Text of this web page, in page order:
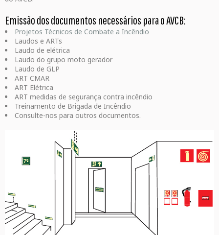
Emissão dos documentos necessários para o AVCB:
Projetos Técnicos de Combate a Incêndio
Laudos e ARTs
Laudo de elétrica
Laudo do grupo moto gerador
Laudo de GLP
ART CMAR
ART Elétrica
ART medidas de segurança contra incêndio
Treinamento de Brigada de Incêndio
Consulte-nos para outros documentos.